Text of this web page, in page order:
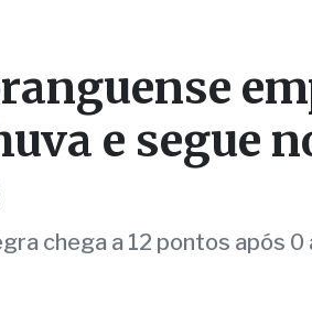
e segue
chega a 12 pontos após 0